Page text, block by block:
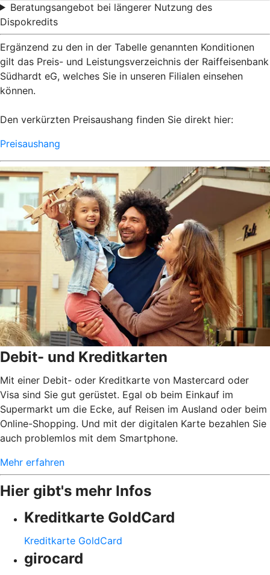
Beratungsangebot bei längerer Nutzung des
Dispokredits
Ergänzend zu den in der Tabelle genannten Konditionen
gilt das Preis- und Leistungsverzeichnis der Raiffeisenbank
Südhardt eG, welches Sie in unseren Filialen einsehen
können.
Den verkürzten Preisaushang finden Sie direkt hier:
Preisaushang
Debit- und Kreditkarten
Mit einer Debit- oder Kreditkarte von Mastercard oder
Visa sind Sie gut gerüstet. Egal ob beim Einkauf im
Supermarkt um die Ecke, auf Reisen im Ausland oder beim
Online-Shopping. Und mit der digitalen Karte bezahlen Sie
auch problemlos mit dem Smartphone.
Mehr erfahren
Hier gibt's mehr Infos
Kreditkarte GoldCard
Kreditkarte GoldCard
girocard